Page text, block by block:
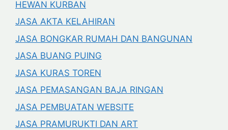
HEWAN KURBAN
JASA AKTA KELAHIRAN
JASA BONGKAR RUMAH DAN BANGUNAN
JASA BUANG PUING
JASA KURAS TOREN
JASA PEMASANGAN BAJA RINGAN
JASA PEMBUATAN WEBSITE
JASA PRAMURUKTI DAN ART